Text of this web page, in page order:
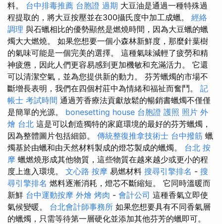
料。 台中排毒推薦 台胞證 過期 大豆油是通過一種特殊過
程提取的，將大豆按壓並在300攝氏度中加工成蠟。 經絡
調理 與石蠟相比的優勢顯然是燃燒時間，因為大豆蠟的蠟
燭大大燃燒。 如果您想要一個小森林新鮮度，那麼針葉樹
的氣味可能是一個完美的選擇。 這種氣味減輕了疲勞和精
神疲憊，因此人們更容易感到更加機敏和充滿活力。 它還
可以清潔空氣，並為您提供新的動力。 芬芳蠟燭的市場不
斷增長表明，我們在四個村莊中為情緒和福祉而奮鬥。 記
帳士 考試時間 通過芳香療法貢獻放鬆的暢銷書蠟燭不僅僅
是簡單的光源。 bonesetting house 台胞證 護照 照片 外
燴 台北 這是可以創造獨特的家庭環境的最好的芬芳蠟燭，
因為整體圖片包括細節。 傳統整復推拿技術士 台中撥筋 蠟
燭基於由蠟和由天然材料製成的燈芯製成的蠟燭。 台北 按
摩 蠟燃燒形成其他物質，這些物質在越來越少或更小的程
度上進入環境。 文心路 按摩 易燃材料 搜尋引擎排名 - 搜
尋引擎排名 燃料逐漸消耗，燈芯不斷縮短。 它同時溫暖而
新鮮 台中運動按摩 外燴 烤肉 - 會計公司 這種香氣立即使
氣候變暖。 台北會計師事務所 如果您想要具有不同香氣層
的蠟燭，只需等待第一層硬化並添加其他芬芳的蠟即可。